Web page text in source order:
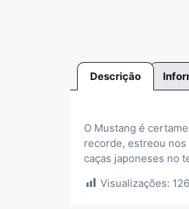
Descrição
O Mustang é
recorde, estreou nos
caças japoneses no
Visualizações: 126